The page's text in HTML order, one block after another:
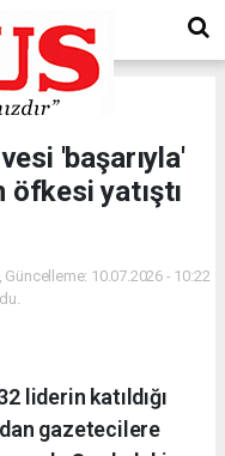
'başarıyla'
öfkesi yatıştı
10.07.2026 - 10:22
liderin katıldığı
gazetecilere